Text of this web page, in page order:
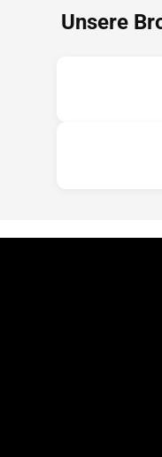
Unsere